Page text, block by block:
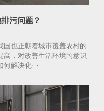
污问题？
国也正朝着城市覆盖农村的
高，对改善生活环境的意识
解决化···